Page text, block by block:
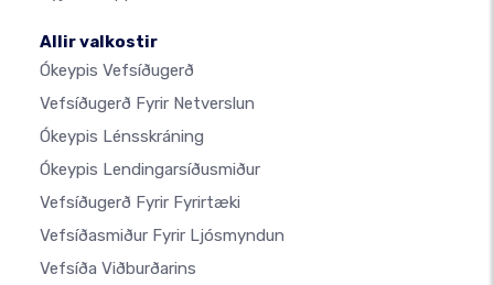
Allir valkostir
Ókeypis Vefsíðugerð
Vefsíðugerð Fyrir Netverslun
Ókeypis Lénsskráning
Ókeypis Lendingarsíðusmiður
Vefsíðugerð Fyrir Fyrirtæki
Vefsíðasmiður Fyrir Ljósmyndun
Vefsíða Viðburðarins